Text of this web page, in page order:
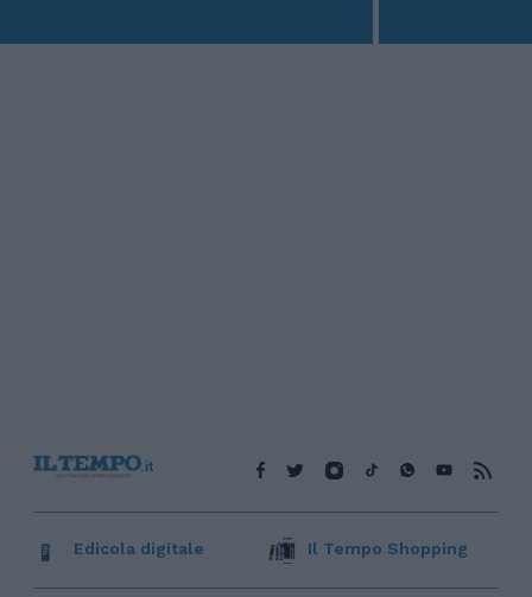
Edicola digitale Il Tempo Shopping